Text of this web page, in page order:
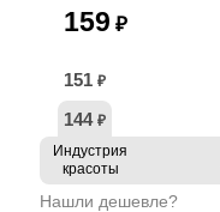
159 ₽
151 ₽
144 ₽
Индустрия
красоты
Нашли дешевле?